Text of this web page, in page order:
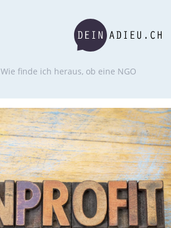
Wie finde ich heraus, ob eine NGO